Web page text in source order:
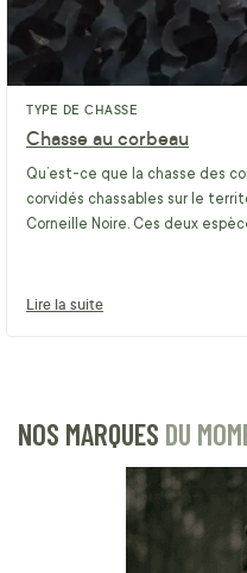
TYPE DE CHASSE
Chasse au corbeau
Qu’est-ce que la chasse des
corvidés chassables sur le
Corneille Noire. Ces deux
Lire la suite
NOS MARQUES DU